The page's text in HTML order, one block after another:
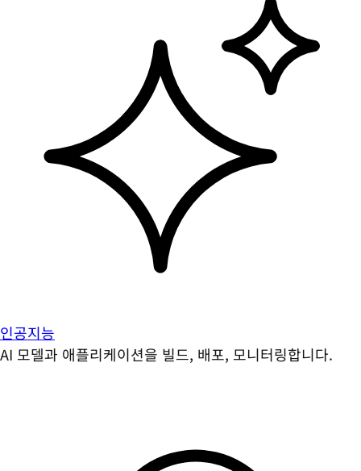
인공지능
AI 모델과 애플리케이션을 빌드, 배포, 모니터링합니다.